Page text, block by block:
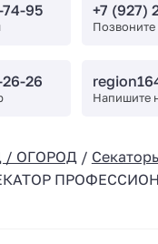
74-95 +7 (927)
26
Напишите
/ ОГОРОД /